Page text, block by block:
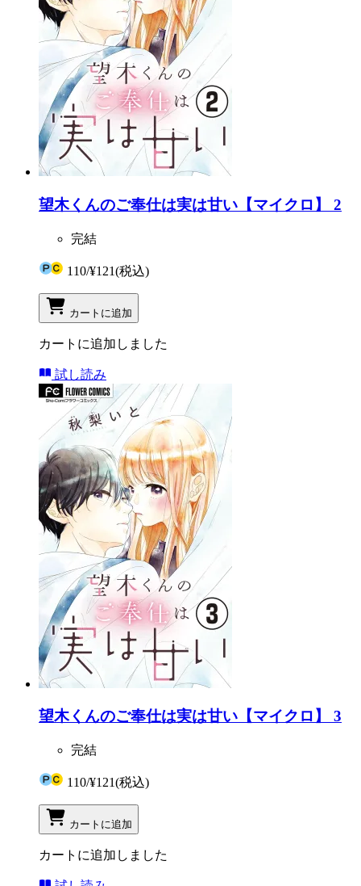
望木くんのご奉仕は実は甘い【マイクロ】 2
完結
110/¥121(税込)
カートに追加
カートに追加しました
試し読み
望木くんのご奉仕は実は甘い【マイクロ】 3
完結
110/¥121(税込)
カートに追加
カートに追加しました